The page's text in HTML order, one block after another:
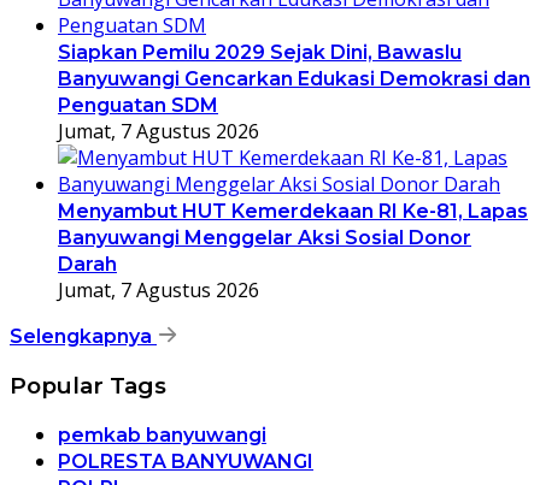
Siapkan Pemilu 2029 Sejak Dini, Bawaslu
Banyuwangi Gencarkan Edukasi Demokrasi dan
Penguatan SDM
Jumat, 7 Agustus 2026
Menyambut HUT Kemerdekaan RI Ke-81, Lapas
Banyuwangi Menggelar Aksi Sosial Donor
Darah
Jumat, 7 Agustus 2026
Selengkapnya
Popular Tags
pemkab banyuwangi
POLRESTA BANYUWANGI